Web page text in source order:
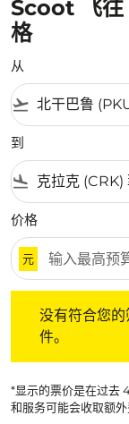
Scoot 飞往
格
从
flight_takeoff
到
flight_land
价格
元
没有符合您
件。
*显示的票价是在过去
和服务可能会收取额外